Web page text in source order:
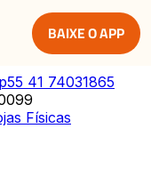
BAIXE O APP
55 41 74031865
Físicas